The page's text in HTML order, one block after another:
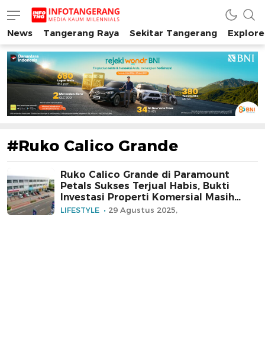
INFO TANGERANG
Media Kaum Millenials Tangerang Raya
News Tangerang Raya Sekitar Tangerang
#Ruko Calico Grande
Ruko Calico Grande di Paramount
Petals Sukses Terjual Habis, Bukti
Investasi Properti Komersial Masih
Menjanjikan
LIFESTYLE 29 Agustus 2025,